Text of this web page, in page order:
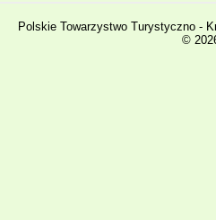
Polskie Towarzystwo Turystyczno -
©